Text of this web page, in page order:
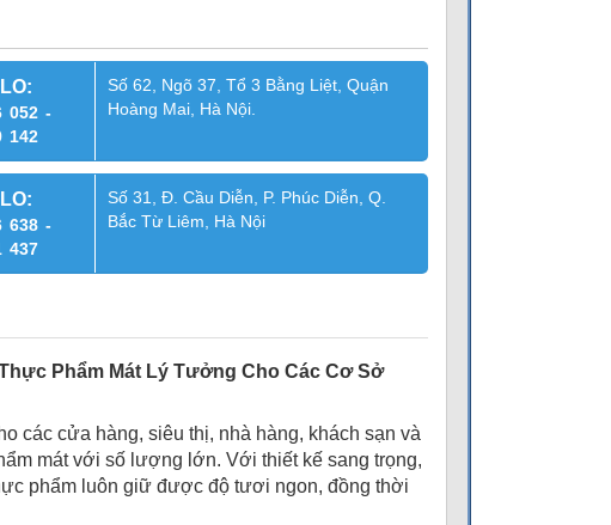
052 -
142
Số 62, Ngõ 37, Tổ 3 Bằng Liệt, Quận
Hoàng Mai, Hà Nội.
638 -
437
Số 31, Đ. Cầu Diễn, P. Phúc Diễn, Q.
Bắc Từ Liêm, Hà Nội
Phẩm Mát Lý Tưởng Cho Các Cơ Sở
các cửa hàng, siêu thị, nhà hàng, khách sạn và
mát với số lượng lớn. Với thiết kế sang trọng,
phẩm luôn giữ được độ tươi ngon, đồng thời